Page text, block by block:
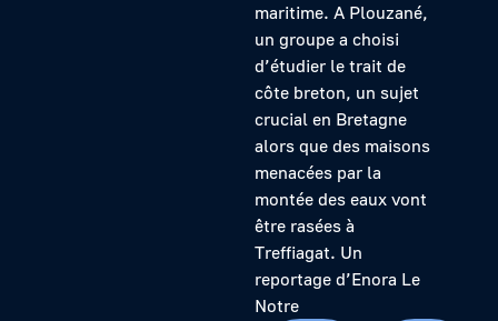
maritime. A Plouzané,
un groupe a choisi
d’étudier le trait de
côte breton, un sujet
crucial en Bretagne
alors que des maisons
menacées par la
montée des eaux vont
être rasées à
Treffiagat. Un
reportage d’Enora Le
Notre